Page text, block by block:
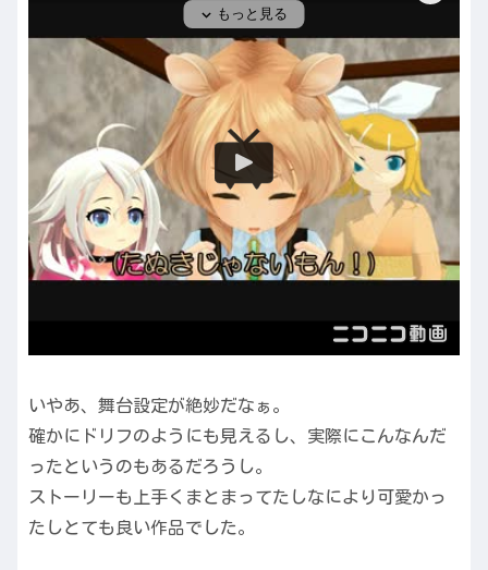
いやあ、舞台設定が絶妙だなぁ。
確かにドリフのようにも見えるし、実際にこんなんだ
ったというのもあるだろうし。
ストーリーも上手くまとまってたしなにより可愛かっ
たしとても良い作品でした。